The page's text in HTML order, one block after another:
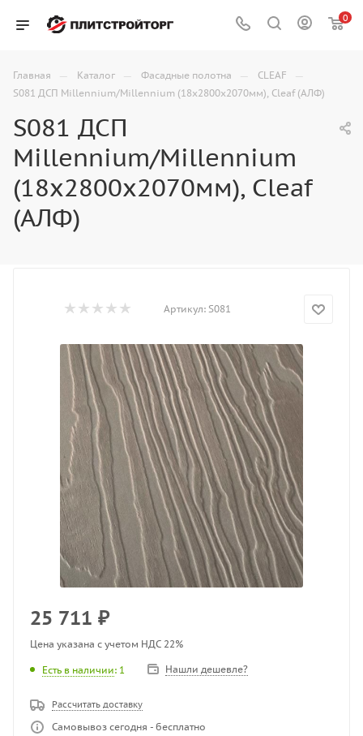
0
Главная — Каталог — Фасадные полотна — CLEAF —
S081 ДСП Millennium/Millennium (18x2800x2070мм), Cleaf (АЛФ)
S081 ДСП
Millennium/Millennium
(18x2800x2070мм), Cleaf
(АЛФ)
Артикул: S081
25 711 ₽
Цена указана с учетом НДС 22%
Есть в наличии: 1 Нашли дешевле?
Рассчитать доставку
Самовывоз сегодня - бесплатно